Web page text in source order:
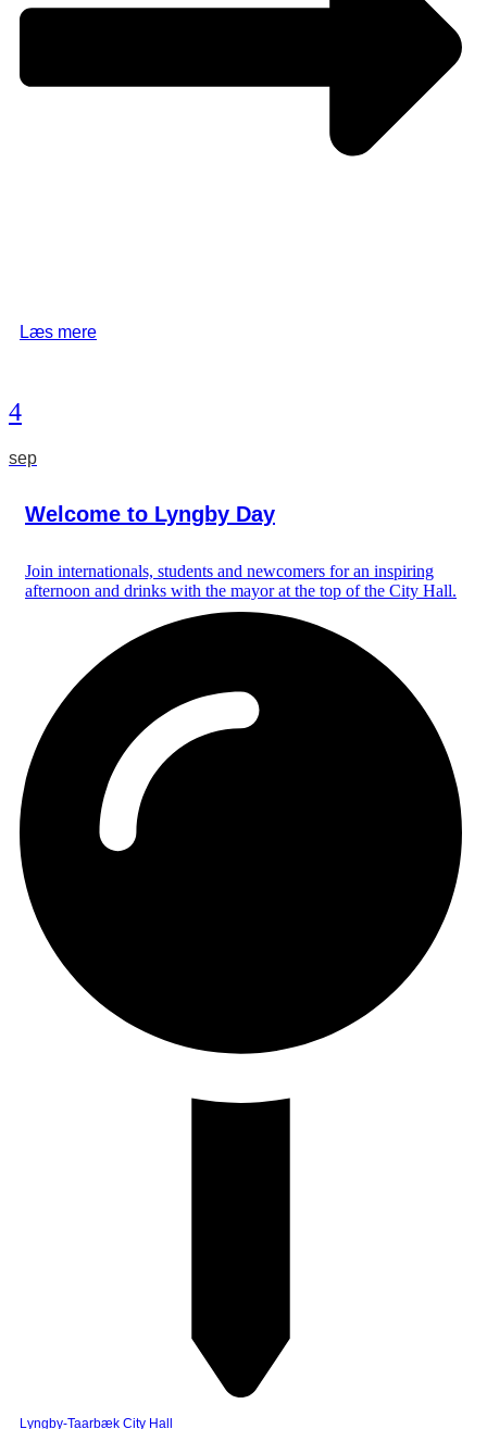
Læs mere
4
sep
Welcome to Lyngby Day
Join internationals, students and newcomers for an inspiring
afternoon and drinks with the mayor at the top of the City Hall.
Lyngby-Taarbæk City Hall